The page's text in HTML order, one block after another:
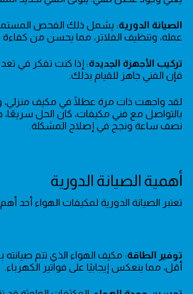
الصيانة الدورية: يشمل ذلك الفحص المستمر
عمله، وتنظيف الفلاتر، مما يحسن من كفاءة
تركيب الأجهزة الجديدة: إذا كنت تفكر في
فإن الفني جاهز للقيام بذلك.
لقد واجهت ذات مرة عطلًا في مكيف منزلي،
بالتواصل مع فني مكيفات، كان الحل
نصف ساعة ونجح في إصلاح المشكلة.
أهمية الصيانة الدورية
تعتبر الصيانة الدورية لمكيفات الهواء أحد
توفير الطاقة: مكيف الهواء الذي تتم
أقل، مما ينعكس إيجابيًا على فواتير الكهرباء.